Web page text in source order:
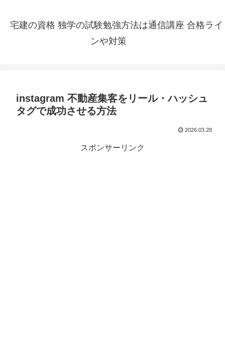
宅建の資格 独学の試験勉強方法は通信講座 合格ライ
ンや対策
instagram 不動産集客をリール・ハッシュ
タグで成功させる方法
2026.03.28
スポンサーリンク